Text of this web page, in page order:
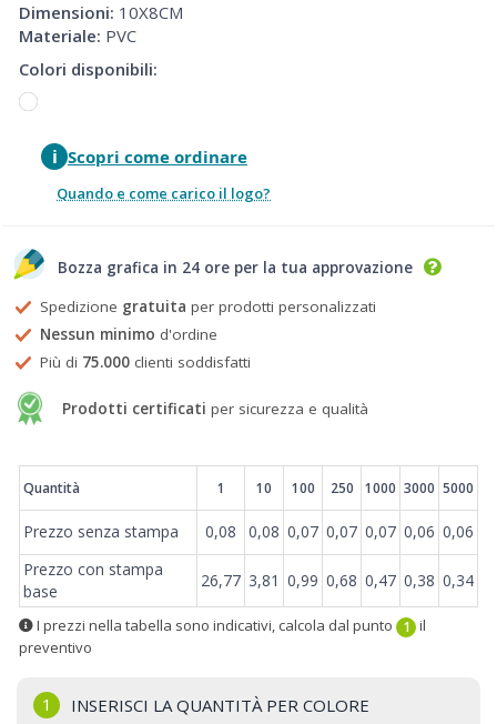
Dimensioni: 10X8CM
Materiale: PVC
Colori disponibili:
i Scopri come ordinare
Quando e come carico il logo?
Bozza grafica in 24 ore per la tua approvazione
Spedizione gratuita per prodotti personalizzati
Nessun minimo d'ordine
Più di 75.000 clienti soddisfatti
Prodotti certificati per sicurezza e qualità
Prezzi
Quantità 1 10 100 250 1000 3000 5000
Prezzo senza stampa 0,08 0,08 0,07 0,07 0,07 0,06 0,06
Prezzo con stampa
base
26,77 3,81 0,99 0,68 0,47 0,38 0,34
I prezzi nella tabella sono indicativi, calcola dal punto 1 il
preventivo
1 INSERISCI LA QUANTITÀ PER COLORE